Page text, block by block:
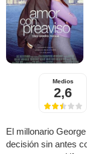
Medios
2,6
El millonario
decisión sin antes